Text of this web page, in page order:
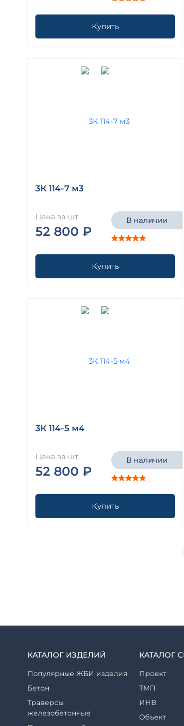
Купить
3К 114-7 м3
Цена за шт.
52 800 ₽
В наличии
Купить
3К 114-5 м4
Цена за шт.
52 800 ₽
В наличии
Купить
КАТАЛОГ ИЗДЕЛИЙ
Популярные ЖБИ изделия
Бетон
Траверсы
железобетонные
КАТАЛОГ
Проект
ТМП
ИНВ
Объект